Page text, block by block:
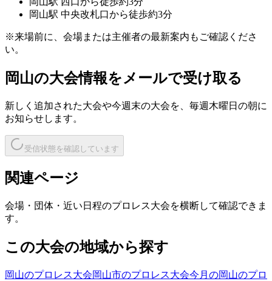
岡山駅 中央改札口から徒歩約3分
※来場前に、会場または主催者の最新案内もご確認くださ
い。
岡山の大会情報をメールで受け取る
新しく追加された大会や今週末の大会を、 毎週木曜日の朝に
お知らせします。
受信状態を確認しています
関連ページ
会場・団体・近い日程のプロレス大会を横断して確認できま
す。
この大会の地域から探す
岡山のプロレス大会岡山市のプロレス大会今月の岡山のプロ